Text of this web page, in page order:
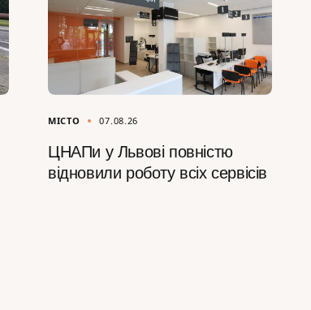
МІСТО 07.08.26
ЦНАПи у Львові повністю
відновили роботу всіх сервісів